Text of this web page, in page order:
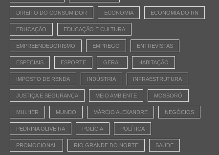
DIREITO DO CONSUMIDOR ECONOMIA ECONOMIA DO RN
EDUCAÇÃO EDUCAÇÃO E CULTURA
EMPREENDEDORISMO EMPREGO ENTREVISTAS
ESPECIAIS ESPORTE GERAL HABITAÇÃO
IMPOSTO DE RENDA INDÚSTRIA INFRAESTRUTURA
JUSTIÇA E SEGURANÇA MEIO AMBIENTE MOSSORÓ
MULHER MUNDO MÁRCIO ALEXANDRE NEGÓCIOS
PEDRINA OLIVEIRA POLÍCIA POLÍTICA
PROMOCIONAL RIO GRANDE DO NORTE SAÚDE